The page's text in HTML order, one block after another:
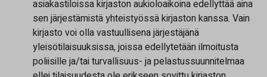
asiakastiloissa kirjaston aukioloaikoina edellyttää aina
sen järjestämistä yhteistyössä kirjaston kanssa. Vain
kirjasto voi olla vastuullisena järjestäjänä
yleisötilaisuuksissa, joissa edellytetään ilmoitusta
poliisille ja/tai turvallisuus- ja pelastussuunnitelmaa